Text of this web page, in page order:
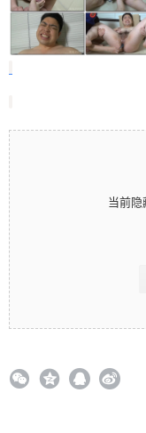
当前隐
当前隐藏内容需
立刻注册 0 收藏